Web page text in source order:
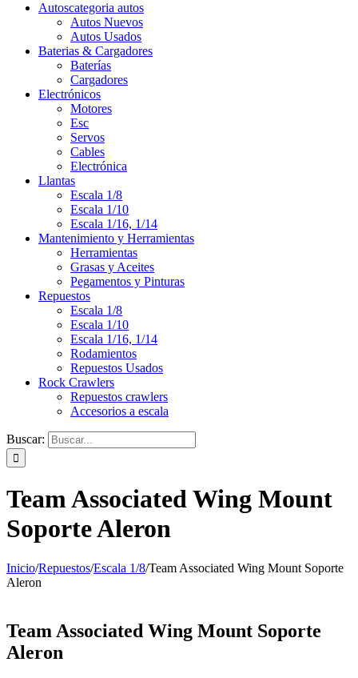
Autoscategoria autos
Autos Nuevos
Autos Usados
Baterias & Cargadores
Baterías
Cargadores
Electrónicos
Motores
Esc
Servos
Cables
Electrónica
Llantas
Escala 1/8
Escala 1/10
Escala 1/16, 1/14
Mantenimiento y Herramientas
Herramientas
Grasas y Aceites
Pegamentos y Pinturas
Repuestos
Escala 1/8
Escala 1/10
Escala 1/16, 1/14
Rodamientos
Repuestos Usados
Rock Crawlers
Repuestos crawlers
Accesorios a escala
Buscar:
Team Associated Wing Mount
Soporte Aleron
Inicio/Repuestos/Escala 1/8/Team Associated Wing Mount Soporte
Aleron
Team Associated Wing Mount Soporte
Aleron